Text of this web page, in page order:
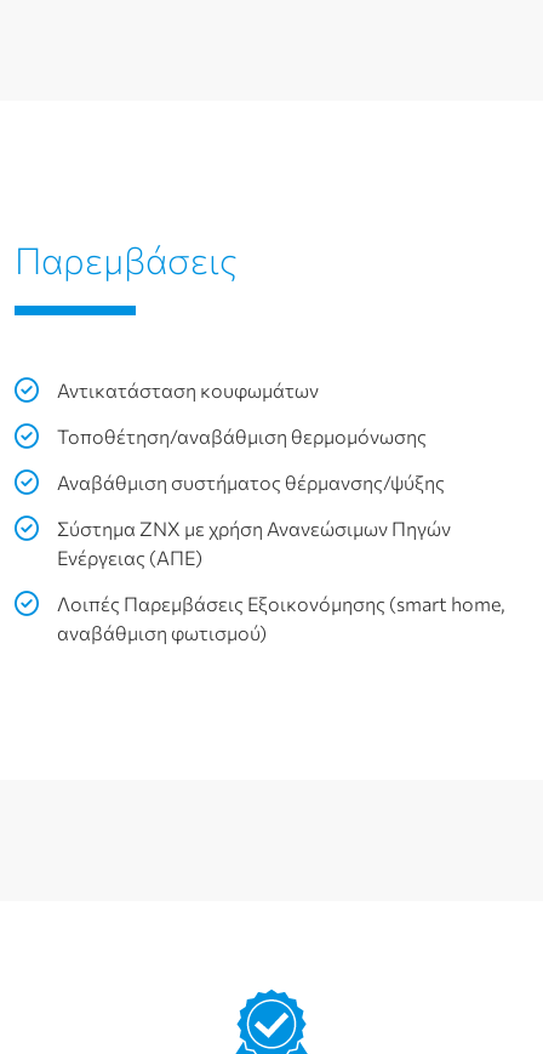
Παρεμβάσεις
Αντικατάσταση κουφωμάτων
Τοποθέτηση/αναβάθμιση θερμομόνωσης
Αναβάθμιση συστήματος θέρμανσης/ψύξης
Σύστημα ZNX με χρήση Ανανεώσιμων Πηγών
Ενέργειας (ΑΠΕ)
Λοιπές Παρεμβάσεις Εξοικονόμησης (smart home,
αναβάθμιση φωτισμού)